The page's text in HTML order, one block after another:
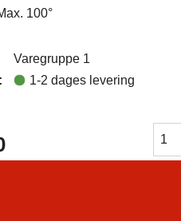
100°
Varegruppe 1
1-2 dages levering